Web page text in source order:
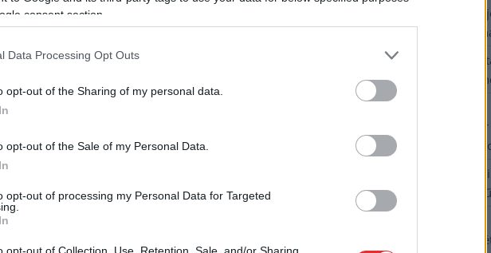
consent section.
Data Processing Opt Outs
opt-out of the Sharing of my personal data.
opt-out of the Sale of my Personal Data.
opt-out of processing my Personal Data for Targeted
opt-out of Collection, Use, Retention, Sale, and/or Sharing
festett a Duna a két évvel
évvel ezelőtti árvíz
fotógyűjtemény
Ilyenek eddig a
hőhullám miatt
Nem biztató: a
héten megint
hőség jön, akár 38
Közzétették a
fák többsége
A MÚOSZ
Borsod24 és a